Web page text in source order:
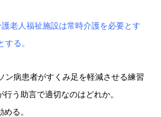
人福祉施設は常時介護を必要とす
る。
病患者がすくみ足を軽減させる練習
う助言で適切なのはどれか。
る。